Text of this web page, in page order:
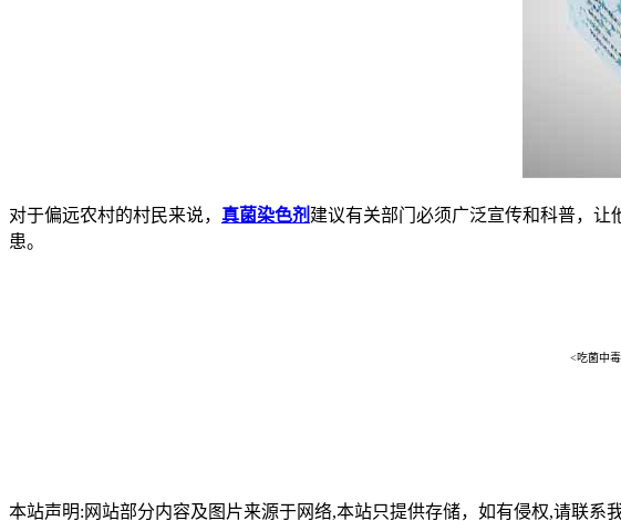
对于偏远农村的村民来说， 真菌染色剂 建议有关部门必须广泛宣传和科普，让
患。
<吃菌中
本站声明:网站部分内容及图片来源于网络,本站只提供存储，如有侵权,请联系